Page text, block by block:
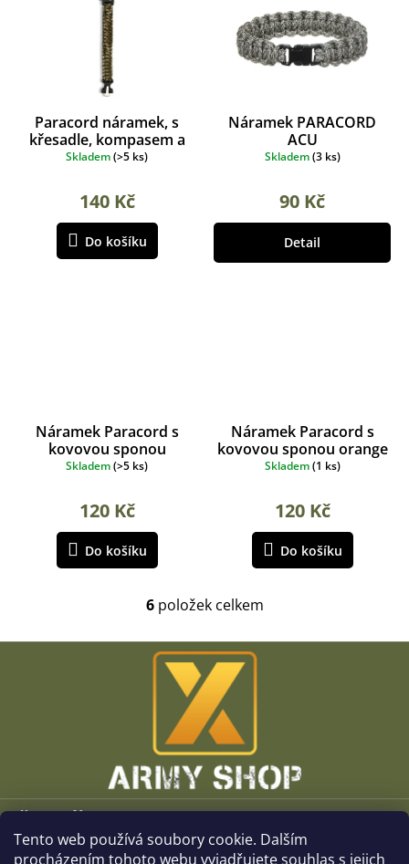
Tento web používá soubory cookie. Dalším
procházením tohoto webu vyjadřujete souhlas s jejich
Paracord náramek, s
křesadle, kompasem a
píšťalkou mask
Skladem(>5 ks)
140 Kč
Do košíku
Náramek PARACORD
ACU
Skladem(3 ks)
90 Kč
Detail
Náramek Paracord s
kovovou sponou
woodland
Skladem(>5 ks)
120 Kč
Do košíku
Náramek Paracord s
kovovou sponou orange
Skladem(1 ks)
120 Kč
Do košíku
O
l
á
d
c
í
p
k
v
ý
6položek celkem
Z
Vše o nákupu
O společnosti